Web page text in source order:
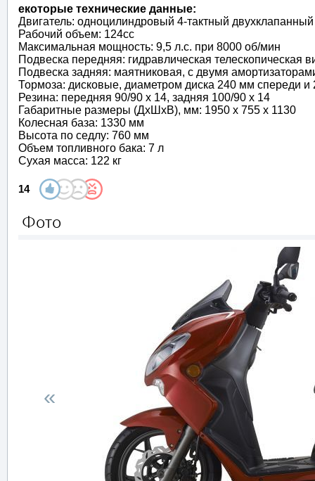
екоторые технические данные:
Двигатель: одноцилиндровый 4-тактный
Рабочий объем: 124сс
Максимальная мощность: 9,5 л.с. при 8000 об/мин
Подвеска передняя: гидравлическая телескопическая
Подвеска задняя: маятниковая, с двумя
Тормоза: дисковые, диаметром диска 240 мм спереди и
Резина: передняя 90/90 х 14, задняя 100/90 х 14
Габаритные размеры (ДхШхВ), мм: 1950 х 755 х 1130
Колесная база: 1330 мм
Высота по седлу: 760 мм
Объем топливного бака: 7 л
Сухая масса: 122 кг
14
Фото
«